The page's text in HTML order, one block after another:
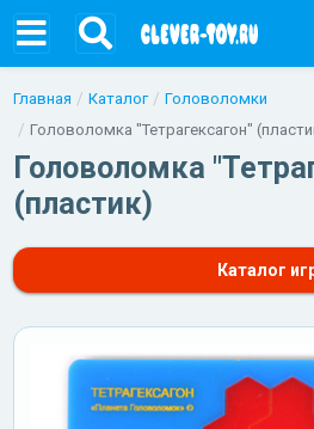
Главная Каталог
Головоломки
Головоломка "Тетрагексагон"
Головоломка
(пластик)
Каталог